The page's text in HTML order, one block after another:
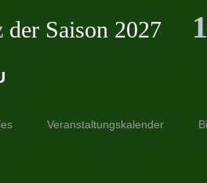
Veranstaltungskalender
der Saison 2027